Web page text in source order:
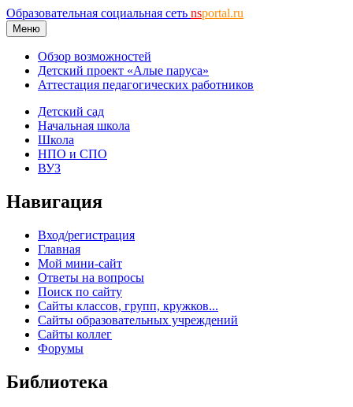
Образовательная социальная сеть nsportal.ru
Меню
Обзор возможностей
Детский проект «Алые паруса»
Аттестация педагогических работников
Детский сад
Начальная школа
Школа
НПО и СПО
ВУЗ
Навигация
Вход/регистрация
Главная
Мой мини-сайт
Ответы на вопросы
Поиск по сайту
Сайты классов, групп, кружков...
Сайты образовательных учреждений
Сайты коллег
Форумы
Библиотека